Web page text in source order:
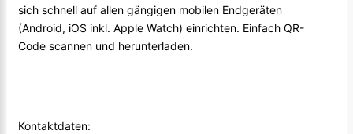
sich schnell auf allen gängigen mobilen Endgeräten
(Android, iOS inkl. Apple Watch) einrichten. Einfach QR-
Code scannen und herunterladen.
Kontaktdaten: